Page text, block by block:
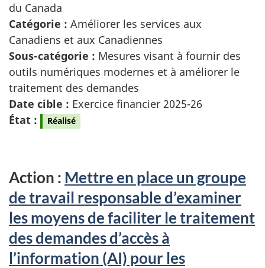
du Canada
Catégorie : Améliorer les services aux
Canadiens et aux Canadiennes
Sous-catégorie : Mesures visant à fournir des
outils numériques modernes et à améliorer le
traitement des demandes
Date cible : Exercice financier 2025-26
État :
Réalisé
Action : Mettre en place un groupe
de travail responsable d’examiner
les moyens de faciliter le traitement
des demandes d’accès à
l’information (AI) pour les